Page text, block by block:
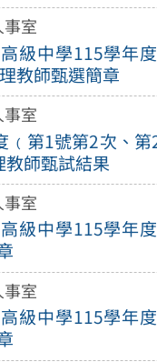
事室
級中學115學年
教師甄選簡章
事室
﹙第1號第2次、
師甄試結果
事室
級中學115學年
事室
級中學115學年